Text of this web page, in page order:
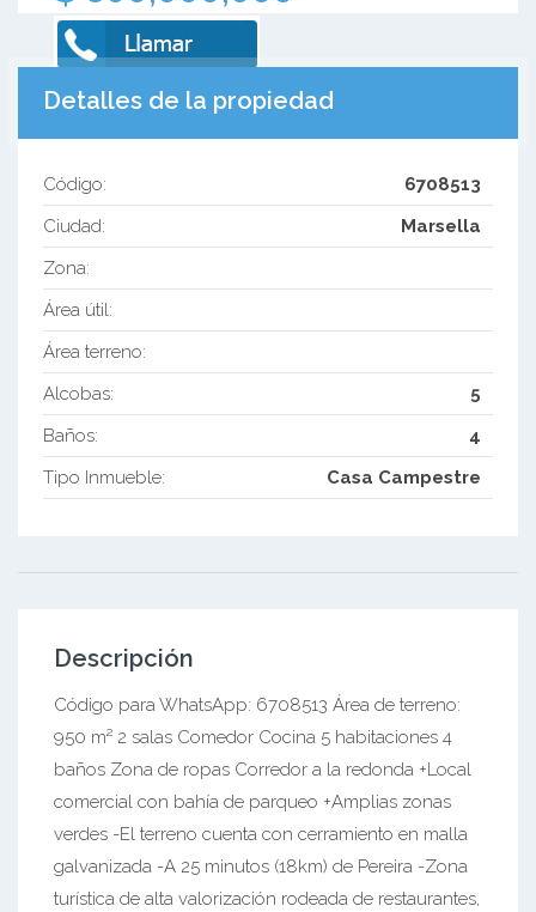
Detalles de la propiedad
Código:
6708513
Ciudad:
Marsella
Zona:
Área útil:
Área terreno:
Alcobas:
5
Baños:
4
Tipo Inmueble:
Casa Campestre
Descripción
Código para WhatsApp: 6708513 Área de terreno:
950 m² 2 salas Comedor Cocina 5 habitaciones 4
baños Zona de ropas Corredor a la redonda +Local
comercial con bahía de parqueo +Amplias zonas
verdes -El terreno cuenta con cerramiento en malla
galvanizada -A 25 minutos (18km) de Pereira -Zona
turística de alta valorización rodeada de restaurantes,